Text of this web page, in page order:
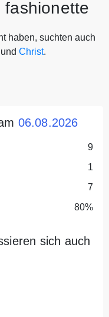
fashionette
haben, suchten auch
und Christ.
06.08.2026
9
1
7
80%
sich auch